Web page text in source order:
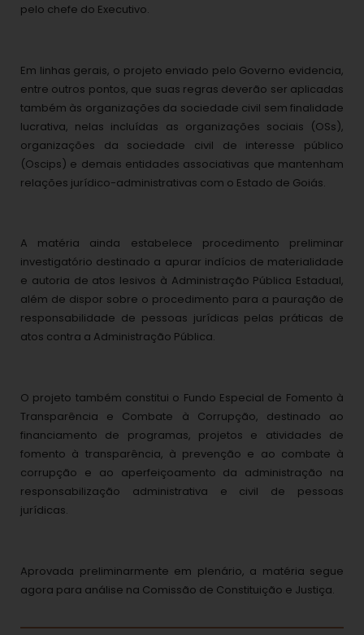
pelo chefe do Executivo.
Em linhas gerais, o projeto enviado pelo Governo evidencia,
entre outros pontos, que suas regras deverão ser aplicadas
também às organizações da sociedade civil sem finalidade
lucrativa, nelas incluídas as organizações sociais (OSs),
organizações da sociedade civil de interesse público
(Oscips) e demais entidades associativas que mantenham
relações jurídico-administrativas com o Estado de Goiás.
A matéria ainda estabelece procedimento preliminar
investigatório destinado a apurar indícios de materialidade
e autoria de atos lesivos à Administração Pública Estadual,
além de dispor sobre o procedimento para a pauração de
responsabilidade de pessoas jurídicas pelas práticas de
atos contra a Administração Pública.
O projeto também constitui o Fundo Especial de Fomento à
Transparência e Combate à Corrupção, destinado ao
financiamento de programas, projetos e atividades de
fomento à transparência, à prevenção e ao combate à
corrupção e ao aperfeiçoamento da administração na
responsabilização administrativa e civil de pessoas
jurídicas.
Aprovada preliminarmente em plenário, a matéria segue
agora para análise na Comissão de Constituição e Justiça.